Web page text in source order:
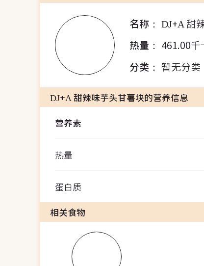
名称： DJ+A 甜
热量： 461.00千
分类： 暂无分类
DJ+A 甜辣味芋头甘薯块的营养信息
营养素
热量
蛋白质
相关食物